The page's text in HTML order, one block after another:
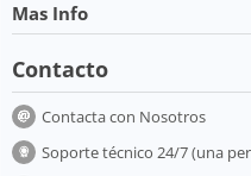
Mas Info
Contacto
Contacta con Nosotros
Soporte técnico 24/7 (una